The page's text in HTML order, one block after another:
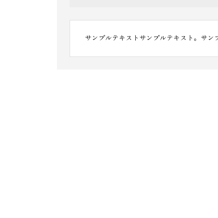
サンプルテキストサンプルテキスト。サン